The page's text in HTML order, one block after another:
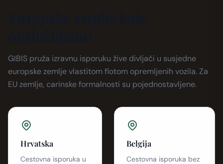
GIBIS pruža izravnu isporuku žive divljači u susjedne
europske zemlje vlastitom flotom opremljenih vozila. Za
EU zemlje, carinske formalnosti su pojednostavljene.
Hrvatska
Cestovna isporuka u
Belgija
Cestovna isporuka bez